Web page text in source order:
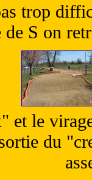
trop
S on
et le
du